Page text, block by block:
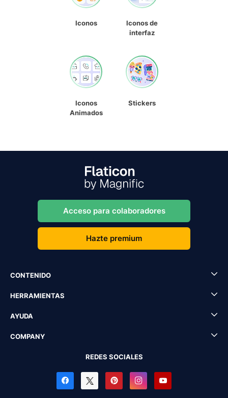
Iconos
Iconos de
interfaz
Iconos
Animados
Stickers
Acceso para colaboradores
Hazte premium
CONTENIDO
HERRAMIENTAS
AYUDA
COMPANY
REDES SOCIALES